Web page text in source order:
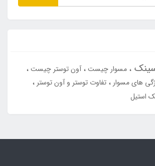
مسوار چیست آون توستر چیست
های مسوار تفاوت توستر و آون توستر
استیل